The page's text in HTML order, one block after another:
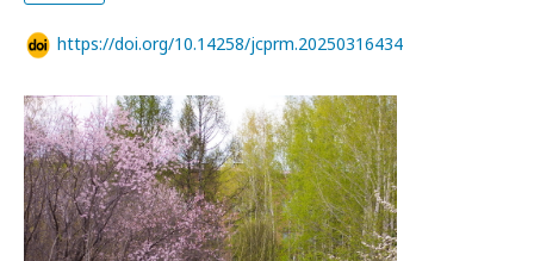
https://doi.org/10.14258/jcprm.20250316434